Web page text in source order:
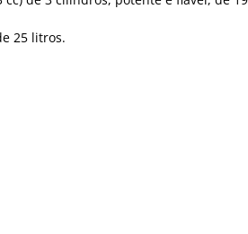
25 litros.